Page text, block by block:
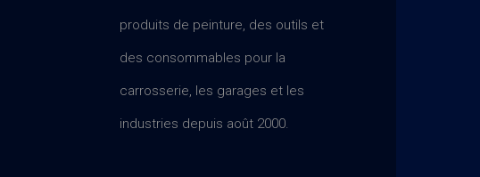
produits de peinture, des outils et
des consommables pour la
carrosserie, les garages et les
industries depuis août 2000.